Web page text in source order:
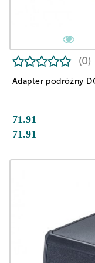
Adapter podróżny
(0)
71.91
71.91